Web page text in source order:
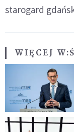
starogard
WIĘCEJ W: